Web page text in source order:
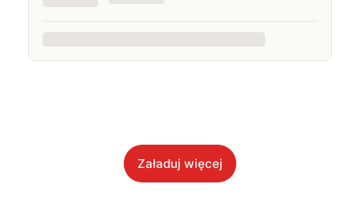
Załaduj więcej